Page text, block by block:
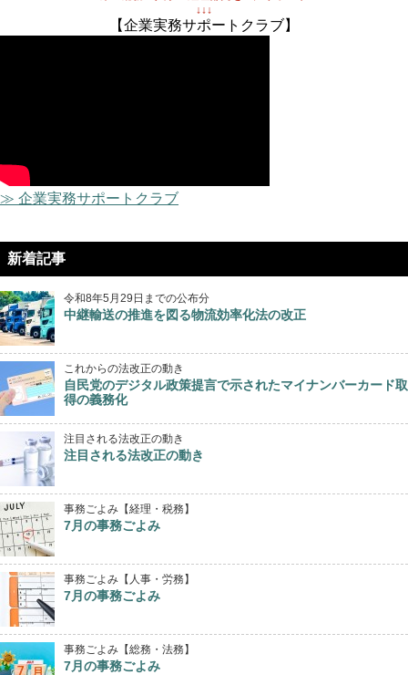
↓↓↓
【企業実務サポートクラブ】
≫ 企業実務サポートクラブ
新着記事
令和8年5月29日までの公布分
中継輸送の推進を図る物流効率化法の改正
これからの法改正の動き
自民党のデジタル政策提言で示されたマイナンバーカード取
得の義務化
注目される法改正の動き
注目される法改正の動き
事務ごよみ【経理・税務】
7月の事務ごよみ
事務ごよみ【人事・労務】
7月の事務ごよみ
事務ごよみ【総務・法務】
7月の事務ごよみ